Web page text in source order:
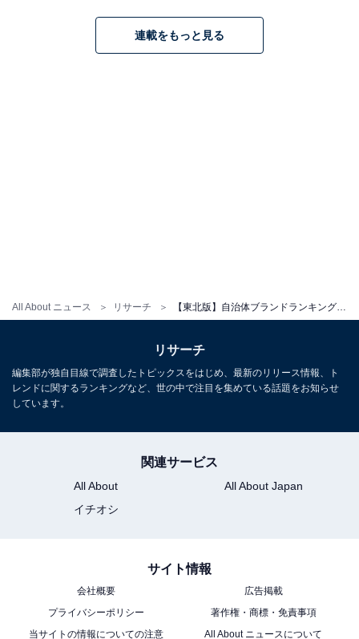
All About ニュース リサーチ
連載をもっと見る
リサーチ
編集部が独自目線で調査したトピックスをはじめ、最新のリリース情報、ト
レンドに関するランキングなど、世の中で注目を集めている話題をお知らせ
しています。
関連サービス
All About
All About Japan
イチオシ
サイト情報
会社概要
広告掲載
プライバシーポリシー
著作権・商標・免責事項
当サイトの情報についての注意
All About ニュースについて